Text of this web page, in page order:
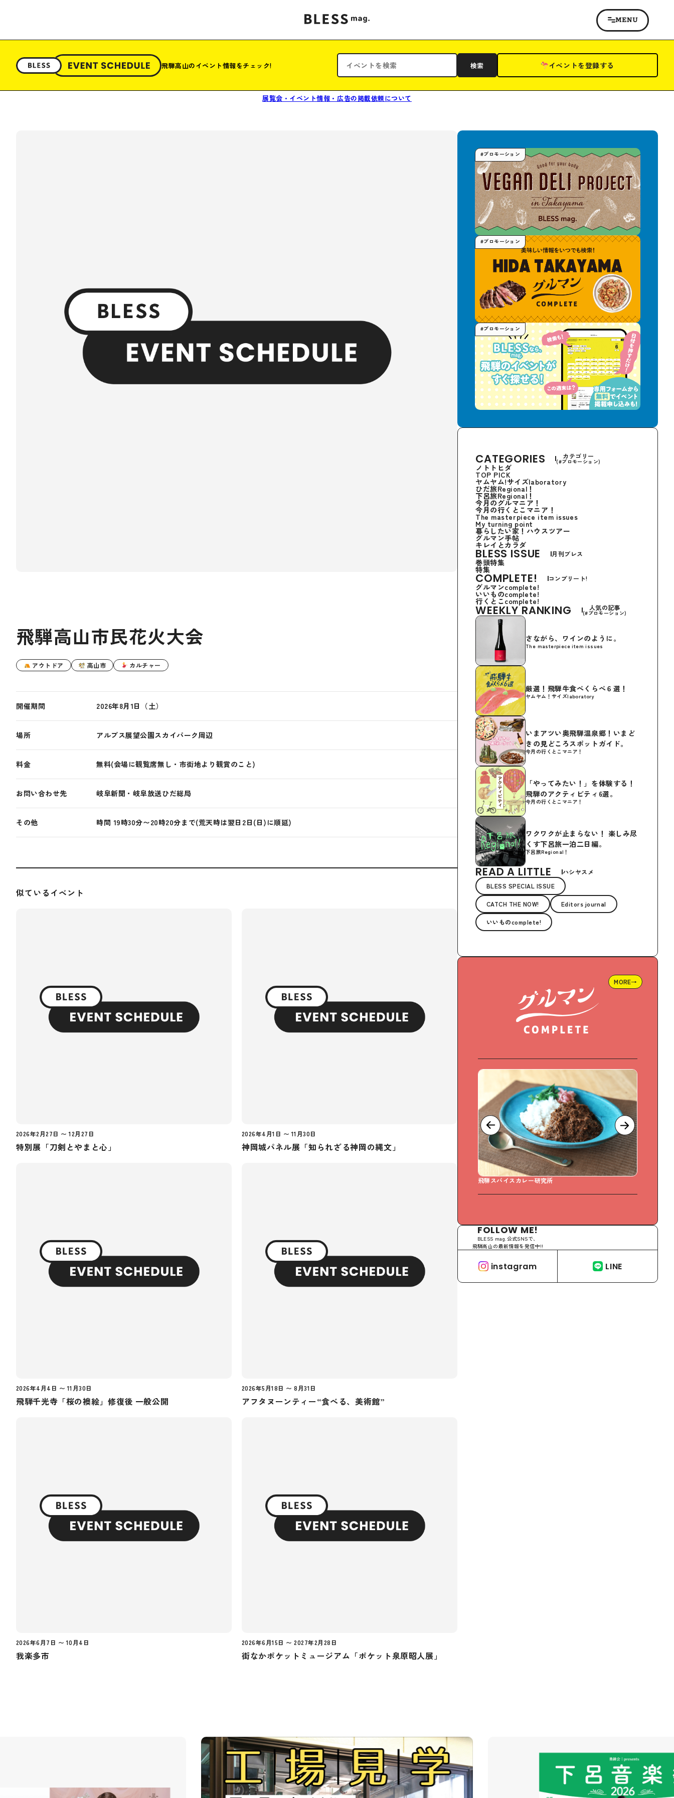
飛騨高山のイベント情報をチェック! 検索 イベントを登録する
展覧会・イベント情報・広告の掲載依頼について
飛騨高山市民花火大会
アウトドア 高山市 カルチャー
開催期間 2026年8月1日（土）
場所 アルプス展望公園スカイパーク周辺
料金 無料(会場に観覧席無し・市街地より観賞のこと)
お問い合わせ先 岐阜新聞・岐阜放送ひだ総局
その他 時間 19時30分〜20時20分まで(荒天時は翌日2日(日)に順延)
似ているイベント
2026年2月27日 〜 12月27日
特別展「刀剣とやまと心」
2026年4月1日 〜 11月30日
神岡城パネル展「知られざる神岡の縄文」
2026年4月4日 〜 11月30日
飛騨千光寺「桜の襖絵」修復後 一般公開
2026年5月18日 〜 8月31日
アフタヌーンティー“食べる、美術館”
2026年6月7日 〜 10月4日
我楽多市
2026年6月15日 〜 2027年2月28日
街なかポケットミュージアム「ポケット泉原昭人展」
#プロモーション
#プロモーション
#プロモーション
CATEGORIES カテゴリー
(#プロモーション)
ノトトヒダ
TOP PICK
ヤムヤム!サイズlaboratory
ひだ旅Regional！
下呂旅Regional！
今月のグルマニア！
今月の行くとこマニア！
The masterpiece item issues
My turning point
暮らしたい家！ハウスツアー
グルマン手帖
キレイとカラダ
BLESS ISSUE 月刊ブレス
巻頭特集
特集
COMPLETE! コンプリート!
グルマンcomplete!
いいものcomplete!
行くとこcomplete!
WEEKLY RANKING 人気の記事
(#プロモーション)
The masterpiece item issues
さながら、ワインのように。
ヤムヤム！サイズlaboratory
厳選！飛騨牛食べくらべ６選！
今月の行くとこマニア！
いまアツい奥飛騨温泉郷！いまど
きの見どころスポットガイド。
今月の行くとこマニア！
「やってみたい！」を体験する！
飛騨のアクティビティ6選。
下呂旅Regional！
ワクワクが止まらない！ 楽しみ尽
くす下呂旅一泊二日編。
READ A LITTLE
ハシヤスメ
BLESS SPECIAL ISSUE
CATCH THE NOW! Editors journal
いいものcomplete!
MORE→
飛騨スパイスカレー研究所
FOLLOW ME!
BLESS mag.公式SNSで、
飛騨高山の最新情報を発信中!!
instagram LINE